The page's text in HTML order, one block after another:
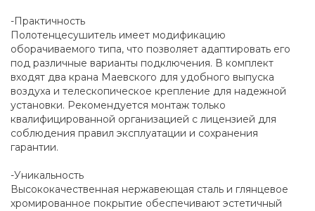
-Практичность
Полотенцесушитель имеет модификацию
оборачиваемого типа, что позволяет адаптировать его
под различные варианты подключения. В комплект
входят два крана Маевского для удобного выпуска
воздуха и телескопическое крепление для надежной
установки. Рекомендуется монтаж только
квалифицированной организацией с лицензией для
соблюдения правил эксплуатации и сохранения
гарантии.
-Уникальность
Высококачественная нержавеющая сталь и глянцевое
хромированное покрытие обеспечивают эстетичный